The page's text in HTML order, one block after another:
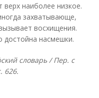
наиболее низкое.
захватывающе,
восхищения.
достойна насмешки.
словарь / Пер. с
626.